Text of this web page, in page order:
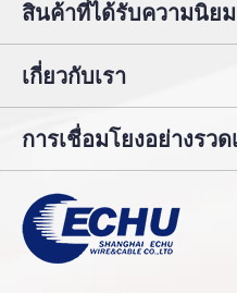
สินค้าที่ได้รับความนิย
เกี่ยวกับเรา
การเชื่อมโยงอย่างรวด